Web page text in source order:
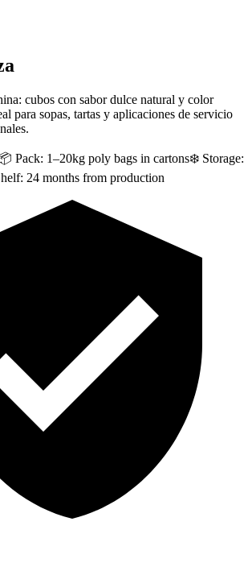
cubos con sabor dulce natural y color
para sopas, tartas y aplicaciones de servicio
Pack: 1–20kg poly bags in cartons❄️ Storage:
24 months from production